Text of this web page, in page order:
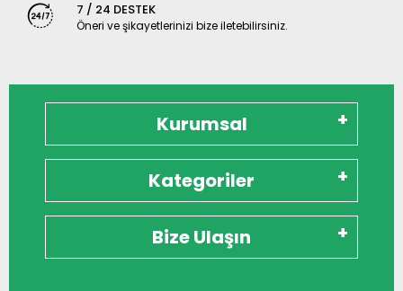
7 / 24 DESTEK
Öneri ve şikayetlerinizi bize iletebilirsiniz.
Kurumsal
Kategoriler
Bize Ulaşın